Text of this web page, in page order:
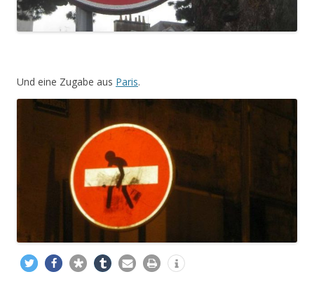
Und eine Zugabe aus Paris.